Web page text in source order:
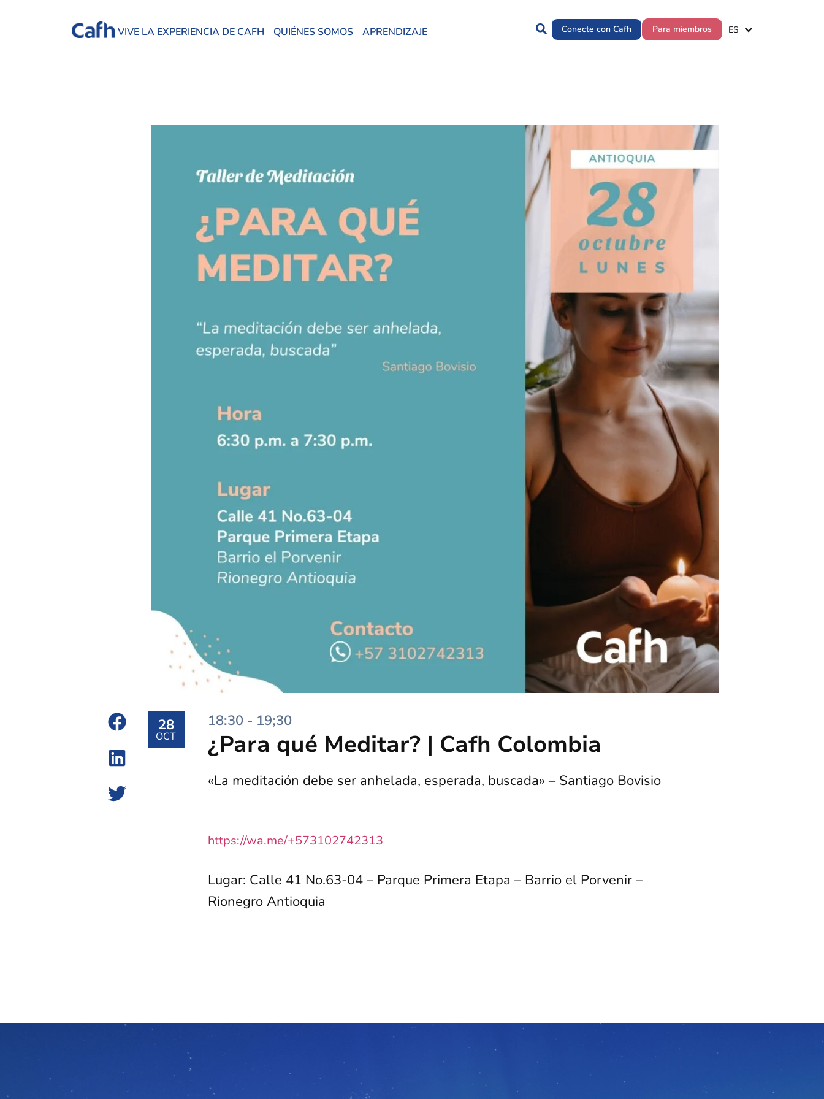
VIVE LA EXPERIENCIA DE CAFH QUIÉNES SOMOS APRENDIZAJE Conecte con Cafh Para miembros ES
PT
28
OCT
18:30 - 19;30
¿Para qué Meditar? | Cafh Colombia
«La meditación debe ser anhelada, esperada, buscada» – Santiago Bovisio
https://wa.me/+573102742313
Lugar: Calle 41 No.63-04 – Parque Primera Etapa – Barrio el Porvenir –
Rionegro Antioquia